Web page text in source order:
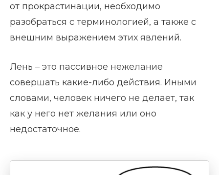
от прокрастинации, необходимо
разобраться с терминологией, а также с
внешним выражением этих явлений.
Лень – это пассивное нежелание
совершать какие-либо действия. Иными
словами, человек ничего не делает, так
как у него нет желания или оно
недостаточное.